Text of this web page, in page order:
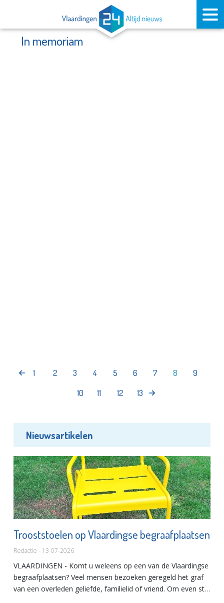
In memoriam
1 2 3 4 5 6 7 8
9
10
11 12 13
Nieuwsartikelen
Trooststoelen op Vlaardingse begraafplaatsen
Redactie - 13-07-2026
VLAARDINGEN - Komt u weleens op een van de Vlaardingse
begraafplaatsen? Veel mensen bezoeken geregeld het graf
van een overleden geliefde, familielid of vriend. Om even stil